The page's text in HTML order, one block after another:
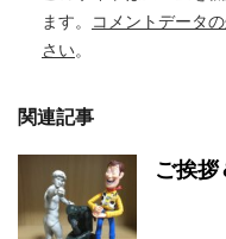
ます。
コメントデータ
さい。
関連記事
ご挨拶